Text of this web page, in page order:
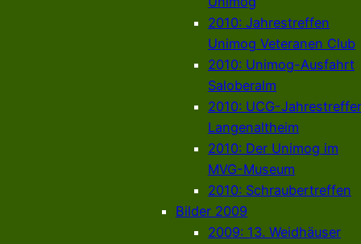
2010: Jahrestreffen
Unimog Veteranen Club
2010: Unimog-Ausfahrt
Saloberalm
2010: UCG-
Langenaltheim
2010: Der Unimog im
MVG-Museum
2010: Schraubertreffen
Bilder 2009
2009: 13. Weidhäuser